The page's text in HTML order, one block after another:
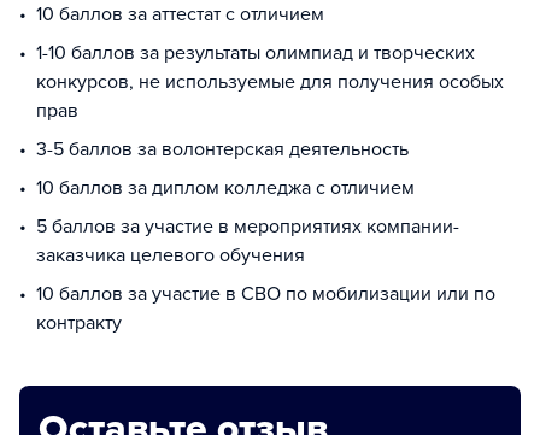
10 баллов за аттестат с отличием
1-10 баллов за результаты олимпиад и творческих
конкурсов, не используемые для получения особых
прав
3-5 баллов за волонтерская деятельность
10 баллов за диплом колледжа с отличием
5 баллов за участие в мероприятиях компании-
заказчика целевого обучения
10 баллов за участие в СВО по мобилизации или по
контракту